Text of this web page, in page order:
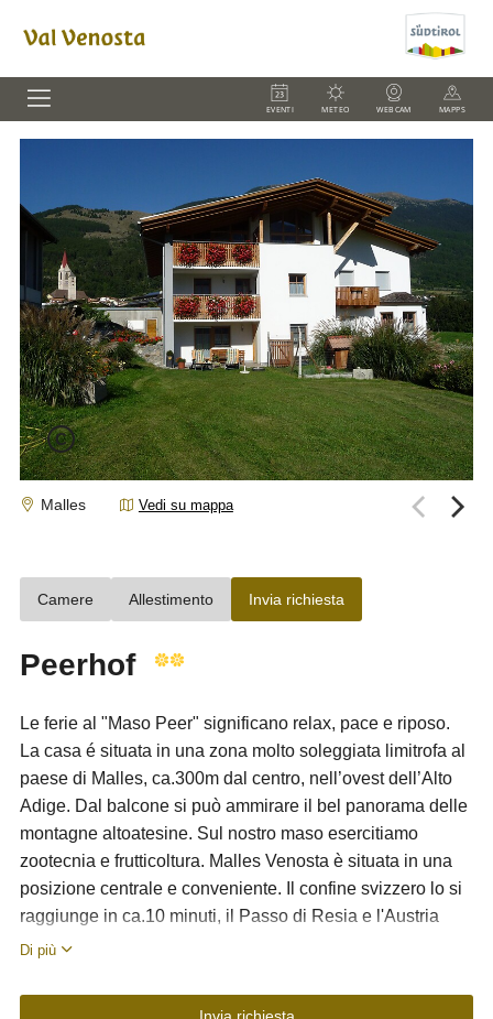
EVENTI METEO WEBCAM MAPPS